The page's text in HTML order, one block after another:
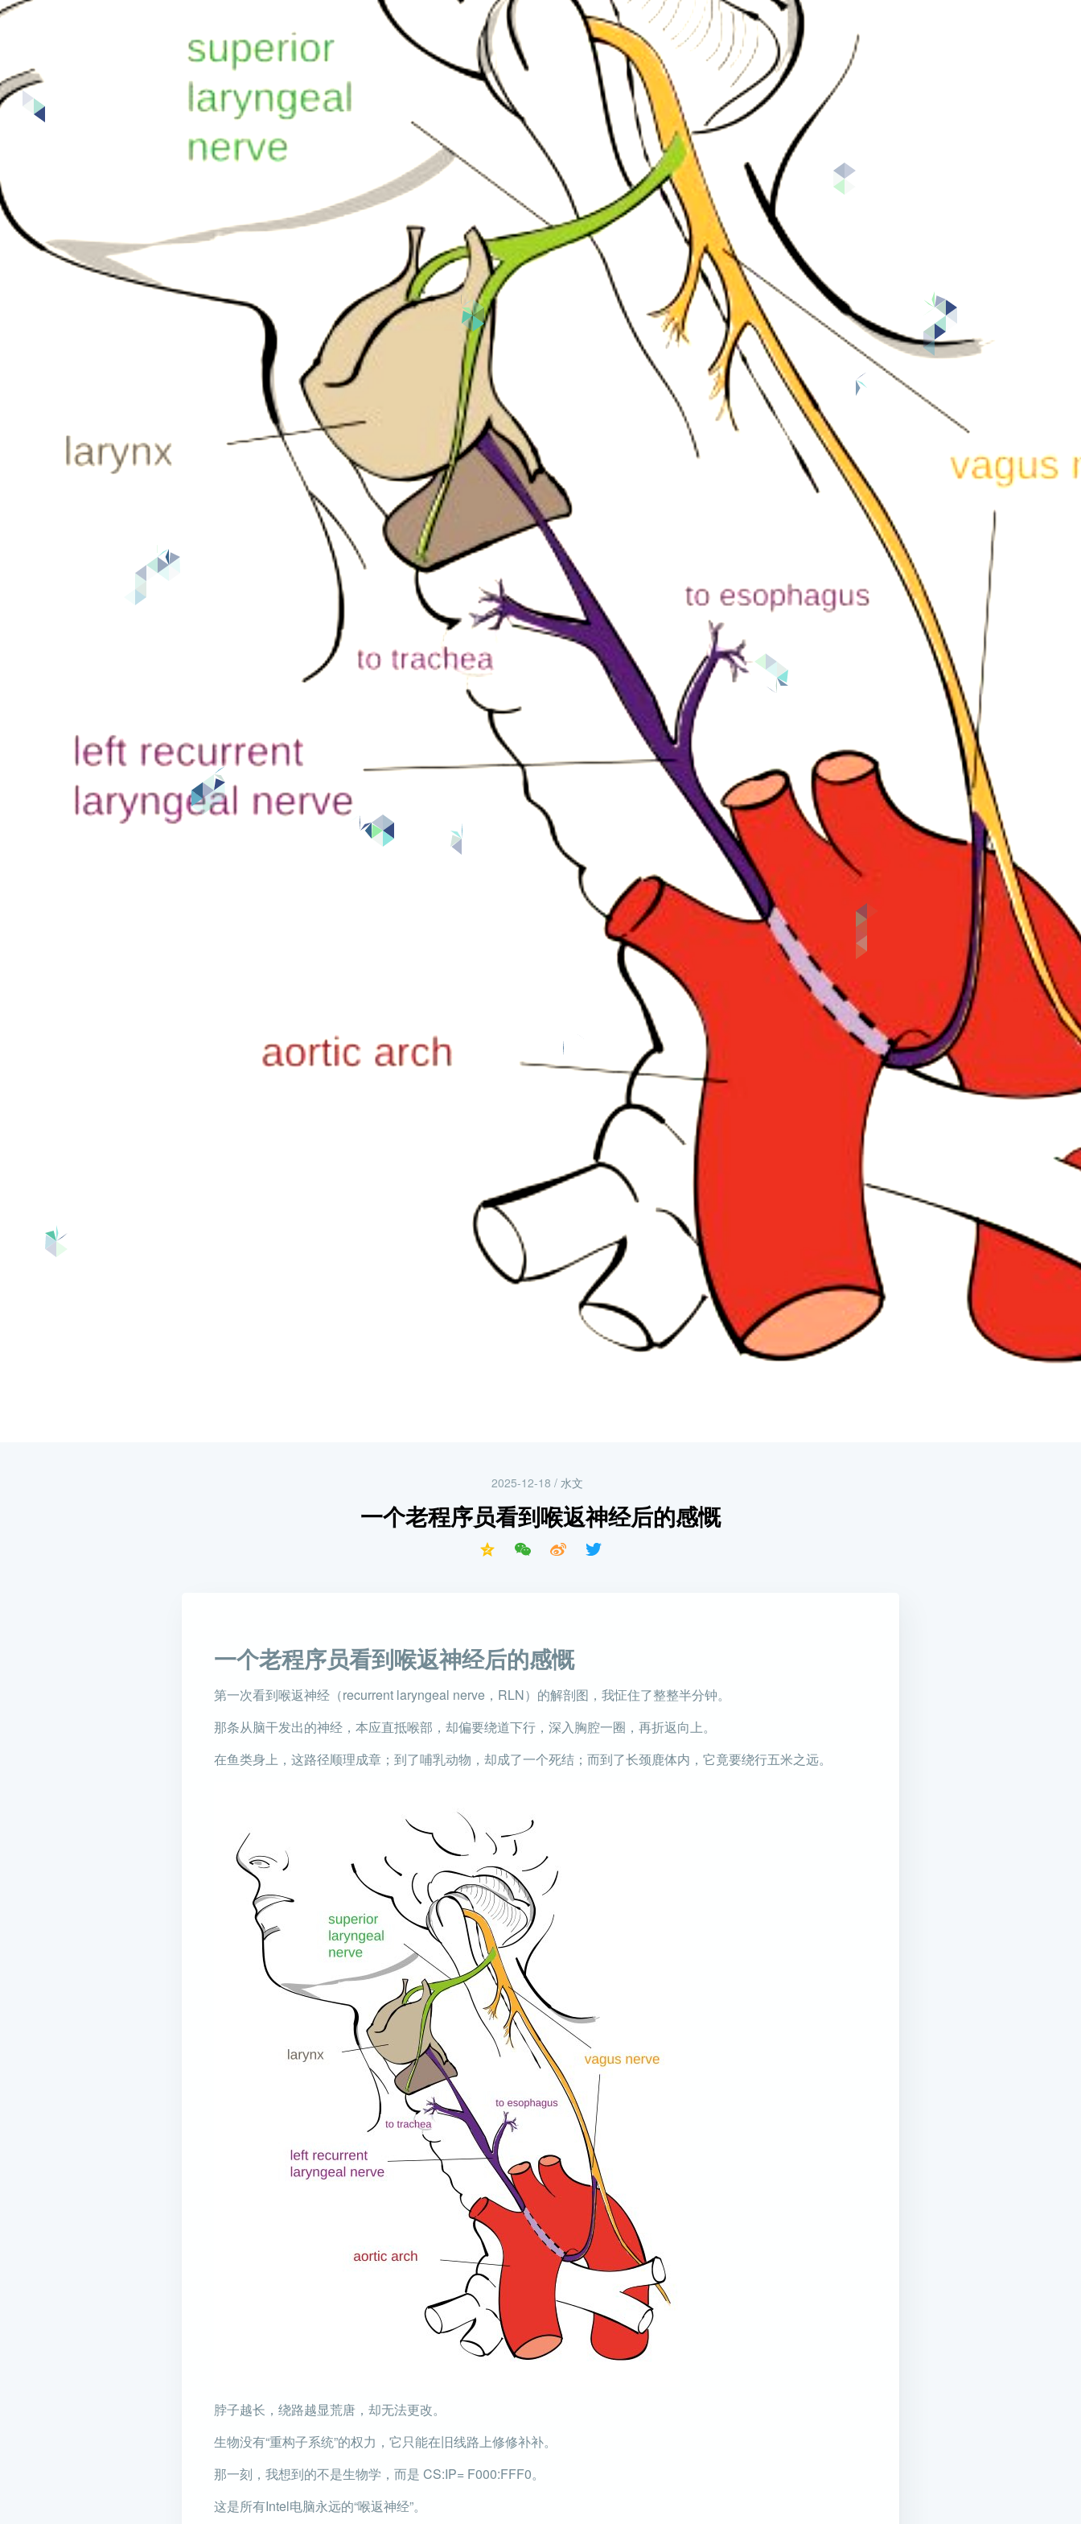
2025-12-18 / 水文
一个老程序员看到喉返神经后的感慨
一个老程序员看到喉返神经后的感慨
第一次看到喉返神经（recurrent laryngeal nerve，RLN）的解剖图，我怔住了整整半分钟。
那条从脑干发出的神经，本应直抵喉部，却偏要绕道下行，深入胸腔一圈，再折返向上。
在鱼类身上，这路径顺理成章；到了哺乳动物，却成了一个死结；而到了长颈鹿体内，它竟要绕行五米之远。
脖子越长，绕路越显荒唐，却无法更改。
生物没有“重构子系统”的权力，它只能在旧线路上修修补补。
那一刻，我想到的不是生物学，而是 CS:IP= F000:FFF0。
这是所有Intel电脑永远的“喉返神经”。